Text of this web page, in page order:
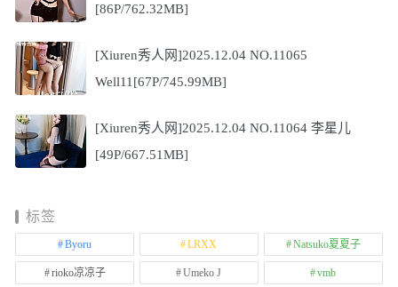
[86P/762.32MB]
[Xiuren秀人网]2025.12.04 NO.11065
Well11[67P/745.99MB]
[Xiuren秀人网]2025.12.04 NO.11064 李星儿
[49P/667.51MB]
标签
Byoru LRXX Natsuko夏夏子
rioko凉凉子 Umeko J vmb